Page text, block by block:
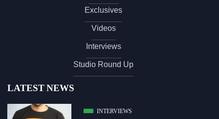
Exclusives
Videos
Interviews
Studio Round Up
LATEST NEWS
INTERVIEWS